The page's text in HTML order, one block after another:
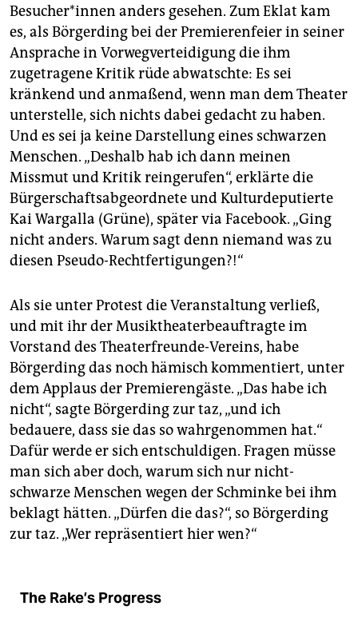
Besucher*innen anders gesehen. Zum Eklat kam
es, als Börgerding bei der Premierenfeier in seiner
Ansprache in Vorwegverteidigung die ihm
zugetragene Kritik rüde abwatschte: Es sei
kränkend und anmaßend, wenn man dem Theater
unterstelle, sich nichts dabei gedacht zu haben.
Und es sei ja keine Darstellung eines schwarzen
Menschen. „Deshalb hab ich dann meinen
Missmut und Kritik reingerufen“, erklärte die
Bürgerschaftsabgeordnete und Kulturdeputierte
Kai Wargalla (Grüne), später via Facebook. „Ging
nicht anders. Warum sagt denn niemand was zu
diesen Pseudo-Rechtfertigungen?!“
Als sie unter Protest die Veranstaltung verließ,
und mit ihr der Musiktheaterbeauftragte im
Vorstand des Theaterfreunde-Vereins, habe
Börgerding das noch hämisch kommentiert, unter
dem Applaus der Premierengäste. „Das habe ich
nicht“, sagte Börgerding zur taz, „und ich
bedauere, dass sie das so wahrgenommen hat.“
Dafür werde er sich entschuldigen. Fragen müsse
man sich aber doch, warum sich nur nicht-
schwarze Menschen wegen der Schminke bei ihm
beklagt hätten. „Dürfen die das?“, so Börgerding
zur taz. „Wer repräsentiert hier wen?“
The Rake’s Progress